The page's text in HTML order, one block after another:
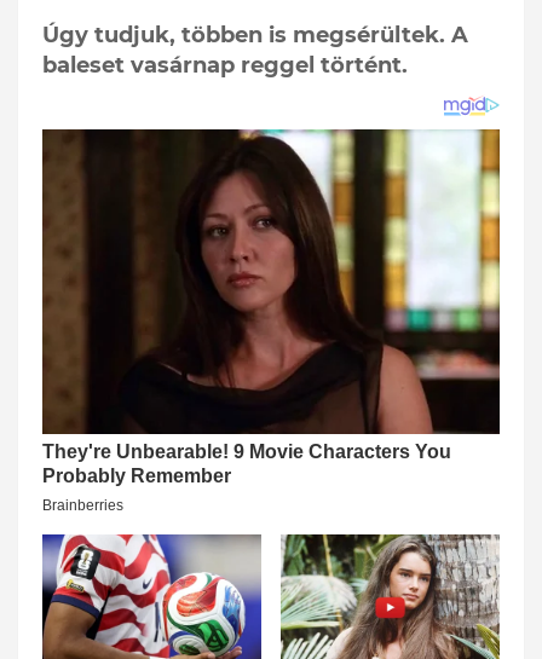
Úgy tudjuk, többen is megsérültek. A
baleset vasárnap reggel történt.